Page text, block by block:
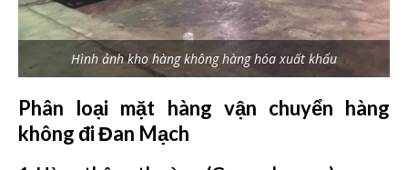
Hình ảnh kho hàng không hàng hóa xuất khẩu
Phân loại mặt hàng vận chuyển hàng
không đi Đan Mạch